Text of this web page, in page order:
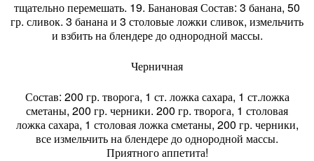
тщательно перемешать. 19. Банановая Состав: 3 банана, 50
гр. сливок. 3 банана и 3 столовые ложки сливок, измельчить
и взбить на блендере до однородной массы.
Черничная
Состав: 200 гр. творога, 1 ст. ложка сахара, 1 ст.ложка
сметаны, 200 гр. черники. 200 гр. творога, 1 столовая
ложка сахара, 1 столовая ложка сметаны, 200 гр. черники,
все измельчить на блендере до однородной массы.
Приятного аппетита!